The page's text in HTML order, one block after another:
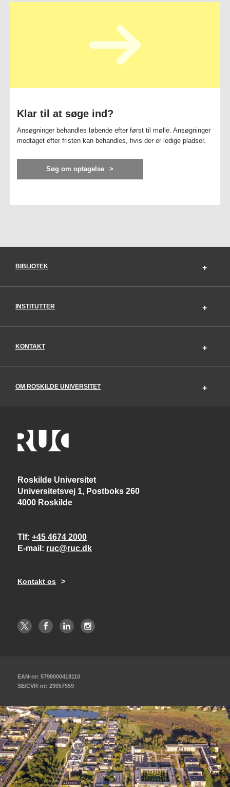
Klar til at søge ind?
Ansøgninger behandles løbende efter først til mølle. Ansøgninger
modtaget efter fristen kan behandles, hvis der er ledige pladser.
Søg om optagelse
BIBLIOTEK
INSTITUTTER
KONTAKT
OM ROSKILDE UNIVERSITET
Roskilde Universitet
Universitetsvej 1, Postboks 260
4000 Roskilde
Tlf +45 4674 2000
E-mail
ruc@ruc.dk
Kontakt os
EAN-nr: 5798000418110
SE/CVR-nr: 29057559